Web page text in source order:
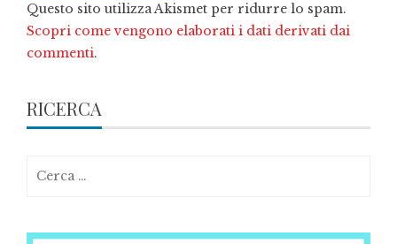
Questo sito utilizza Akismet per ridurre lo spam.
Scopri come vengono elaborati i dati derivati dai
commenti.
RICERCA